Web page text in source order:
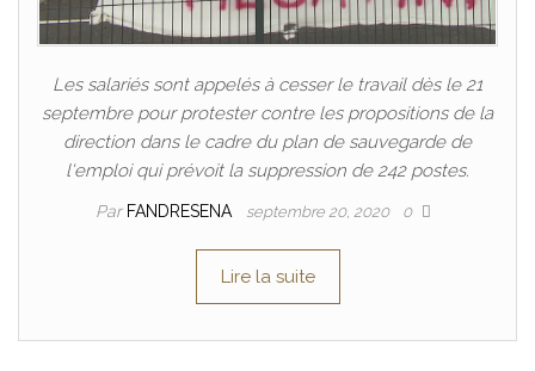
Les salariés sont appelés à cesser le travail dès le 21
septembre pour protester contre les propositions de la
direction dans le cadre du plan de sauvegarde de
l'emploi qui prévoit la suppression de 242 postes.
Par FANDRESENA septembre 20, 2020 0
Lire la suite